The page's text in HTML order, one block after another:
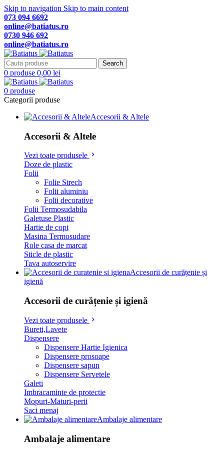
Skip to navigation Skip to main content
073 094 6692
online@batiatus.ro
0730 946 692
online@batiatus.ro
Search
0 produse 0,00 lei
0 produse
Categorii produse
Accesorii & Altele
Accesorii & Altele
Vezi toate produsele
Doze de plastic
Folii
Folie Strech
Folii aluminiu
Folii decorative
Folii Termosudabila
Galetuse Plastic
Hartie de copt
Masina Termosudare
Role casa de marcat
Sticle de plastic
Tava autoservire
Accesorii de curățenie și
igienă
Accesorii de curățenie și igienă
Vezi toate produsele
Bureti,Lavete
Dispensere
Dispensere Hartie Igienica
Dispensere prosoape
Dispensere sapun
Dispensere Servetele
Galeti
Imbracaminte de protectie
Mopuri-Maturi-perii
Saci menaj
Ambalaje alimentare
Ambalaje alimentare